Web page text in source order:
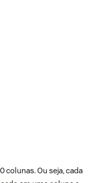
colunas. Ou seja, cada